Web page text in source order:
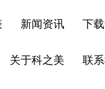
新闻资讯 下
关于科之美 联